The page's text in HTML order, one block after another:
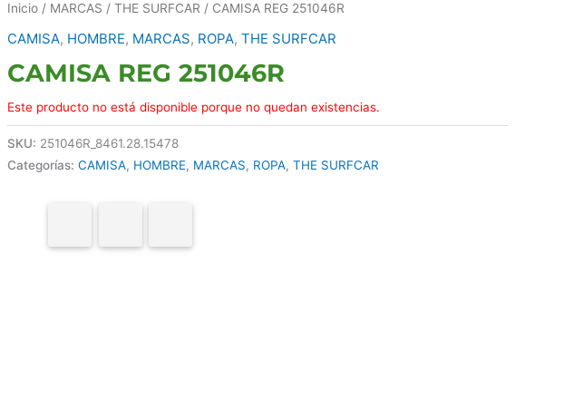
Inicio / MARCAS / THE SURFCAR / CAMISA REG 251046R
CAMISA, HOMBRE, MARCAS, ROPA, THE SURFCAR
CAMISA REG 251046R
Este producto no está disponible porque no quedan existencias.
SKU: 251046R_8461.28.15478
Categorías: CAMISA, HOMBRE, MARCAS, ROPA, THE SURFCAR